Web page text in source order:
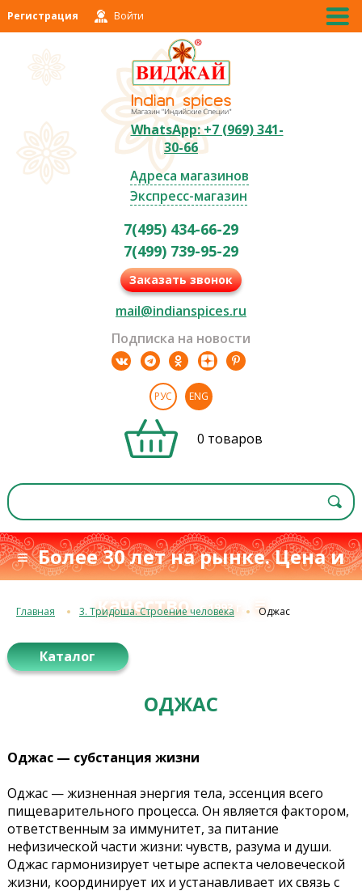
Регистрация Войти
WhatsApp: +7 (969) 341-
30-66
Адреса магазинов
Экспресс-магазин
7(495) 434-66-29
7(499) 739-95-29
Заказать звонок
mail@indianspices.ru
Подписка на новости
РУС ENG
0 товаров
≡ Более 30 лет на рынке. Цена и
качествос 1993 г. ≡
Главная 3. Тридоша. Строение человека Оджас
Каталог
ОДЖАС
Оджас — субстанция жизни
Оджас — жизненная энергия тела, эссенция всего
пищеварительного процесса. Он является фактором,
ответственным за иммунитет, за питание
нефизической части жизни: чувств, разума и души.
Оджас гармонизирует четыре аспекта человеческой
жизни, координирует их и устанавливает их связь с